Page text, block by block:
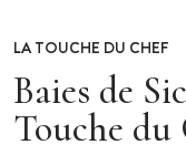
LA TOUCHE DU CHEF
Baies de
Touche du